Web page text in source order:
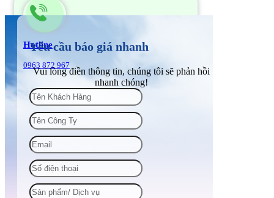
Hotline
0963 872 967
Yêu cầu báo giá nhanh
Vui lòng điền thông tin, chúng tôi sẽ phản hồi
nhanh chóng!